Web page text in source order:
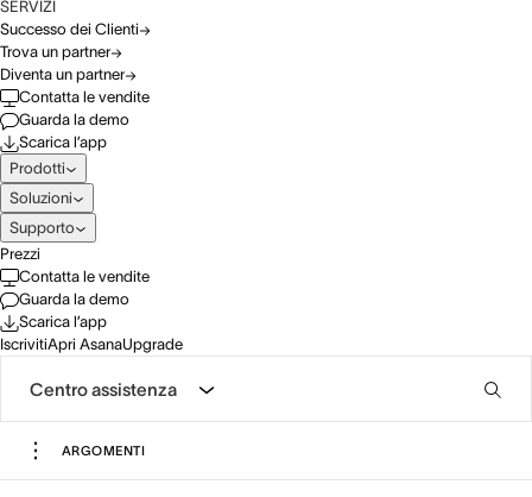
SERVIZI
Successo dei Clienti
Trova un partner
Diventa un partner
Contatta le vendite
Guarda la demo
Scarica l’app
Prodotti
Soluzioni
Supporto
Prezzi
Contatta le vendite
Guarda la demo
Scarica l’app
IscrivitiApri AsanaUpgrade
Centro assistenza
ARGOMENTI